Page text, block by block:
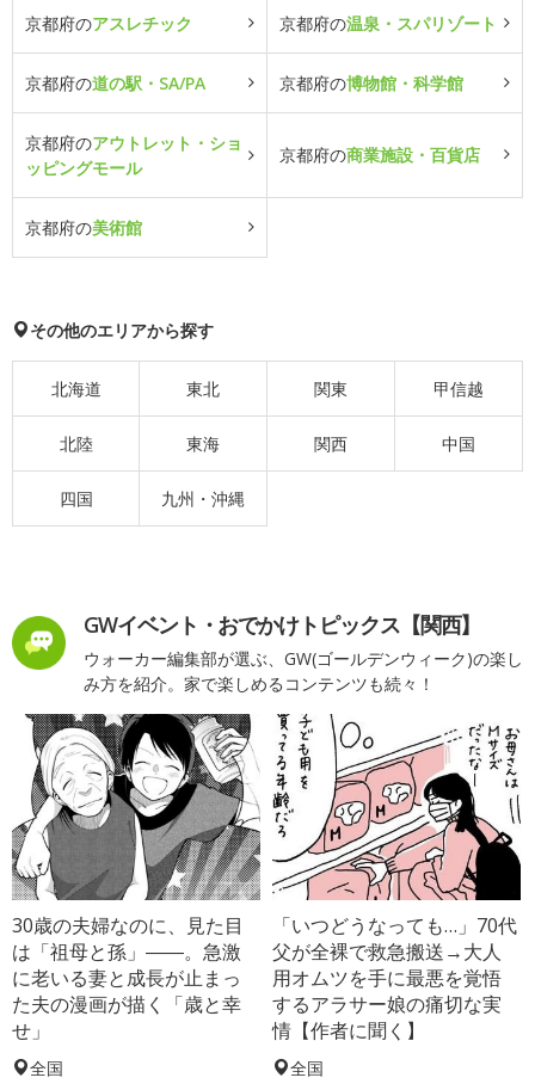
京都府のアスレチック 京都府の温泉・スパリゾート
京都府の道の駅・SA/PA 京都府の博物館・科学館
京都府のアウトレット・ショ
ッピングモール
京都府の商業施設・百貨店
京都府の美術館
その他のエリアから探す
北海道 東北 関東 甲信越
北陸 東海 関西 中国
四国 九州・沖縄
GWイベント・おでかけトピックス【関西】
ウォーカー編集部が選ぶ、GW(ゴールデンウィーク)の楽し
み方を紹介。家で楽しめるコンテンツも続々！
30歳の夫婦なのに、見た目
は「祖母と孫」――。急激
に老いる妻と成長が止まっ
た夫の漫画が描く「歳と幸
せ」
全国
「いつどうなっても…」70代
父が全裸で救急搬送→大人
用オムツを手に最悪を覚悟
するアラサー娘の痛切な実
情【作者に聞く】
全国